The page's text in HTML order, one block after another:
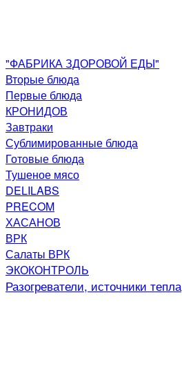
"ФАБРИКА ЗДОРОВОЙ ЕДЫ"
Вторые блюда
Первые блюда
КРОНИДОВ
Завтраки
Сублимированные блюда
Готовые блюда
Тушеное мясо
DELILABS
PRECOM
ХАСАНОВ
ВРК
Салаты ВРК
ЭКОКОНТРОЛЬ
Разогреватели, источники тепла